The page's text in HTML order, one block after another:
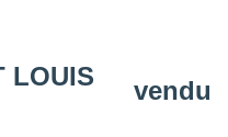
LOUIS
vendu